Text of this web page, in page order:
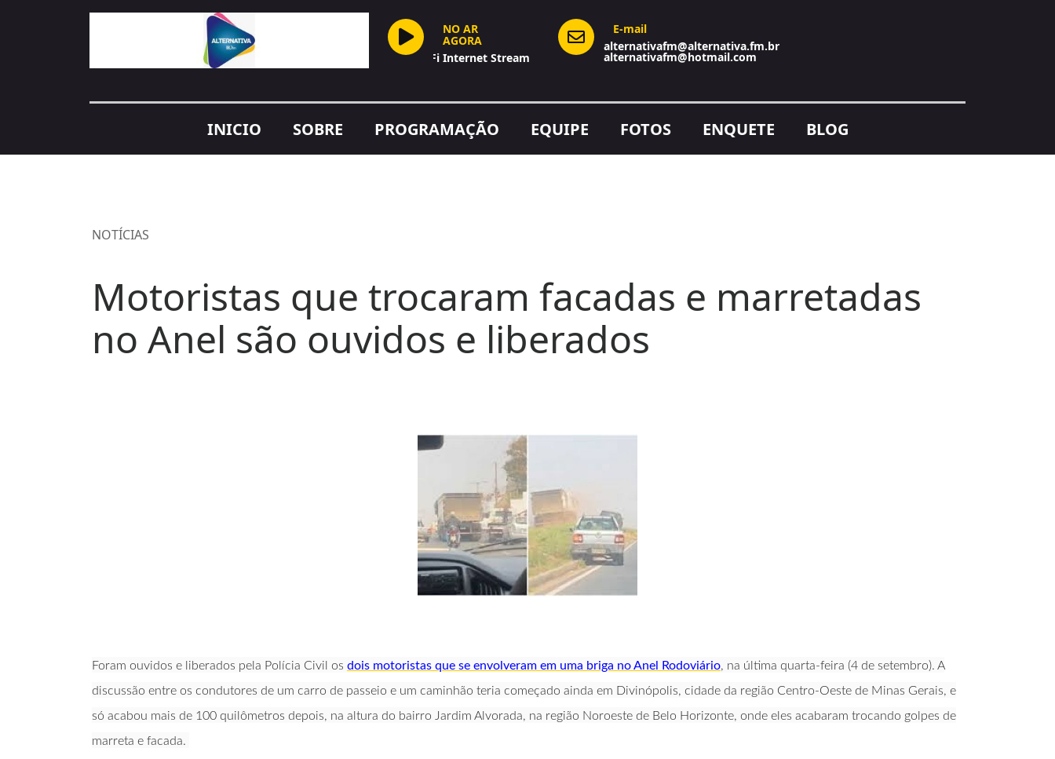
NO AR
AGORA
Hi-Fi Internet Stream
E-mail
alternativafm@alternativa.fm.br
alternativafm@hotmail.com
INICIO SOBRE PROGRAMAÇÃO EQUIPE FOTOS ENQUETE BLOG
NOTÍCIAS
Motoristas que trocaram facadas e marretadas
no Anel são ouvidos e liberados
Foram ouvidos e liberados pela Polícia Civil os dois motoristas que se envolveram em uma briga no Anel Rodoviário, na última quarta-feira (4 de setembro). A
discussão entre os condutores de um carro de passeio e um caminhão teria começado ainda em Divinópolis, cidade da região Centro-Oeste de Minas Gerais, e
só acabou mais de 100 quilômetros depois, na altura do bairro Jardim Alvorada, na região Noroeste de Belo Horizonte, onde eles acabaram trocando golpes de
marreta e facada.